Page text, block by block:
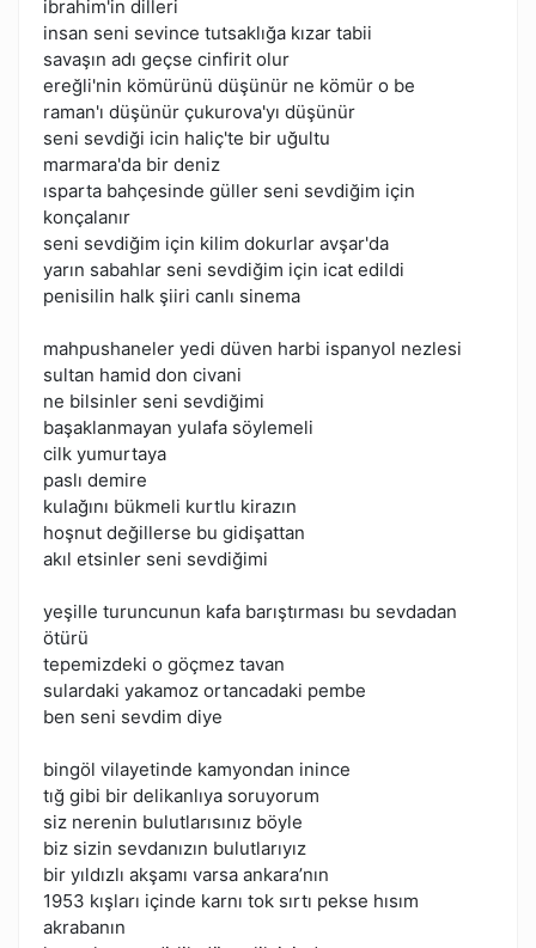
ibrahim'in dilleri
insan seni sevince tutsaklığa kızar tabii
savaşın adı geçse cinfirit olur
ereğli'nin kömürünü düşünür ne kömür o be
raman'ı düşünür çukurova'yı düşünür
seni sevdiği icin haliç'te bir uğultu
marmara'da bir deniz
ısparta bahçesinde güller seni sevdiğim için
konçalanır
seni sevdiğim için kilim dokurlar avşar'da
yarın sabahlar seni sevdiğim için icat edildi
penisilin halk şiiri canlı sinema
mahpushaneler yedi düven harbi ispanyol nezlesi
sultan hamid don civani
ne bilsinler seni sevdiğimi
başaklanmayan yulafa söylemeli
cilk yumurtaya
paslı demire
kulağını bükmeli kurtlu kirazın
hoşnut değillerse bu gidişattan
akıl etsinler seni sevdiğimi
yeşille turuncunun kafa barıştırması bu sevdadan
ötürü
tepemizdeki o göçmez tavan
sulardaki yakamoz ortancadaki pembe
ben seni sevdim diye
bingöl vilayetinde kamyondan inince
tığ gibi bir delikanlıya soruyorum
siz nerenin bulutlarısınız böyle
biz sizin sevdanızın bulutlarıyız
bir yıldızlı akşamı varsa ankara’nın
1953 kışları içinde karnı tok sırtı pekse hısım
akrabanın